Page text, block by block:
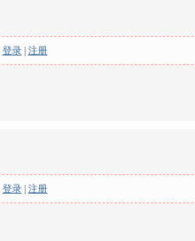
登录 注册
登录 注册